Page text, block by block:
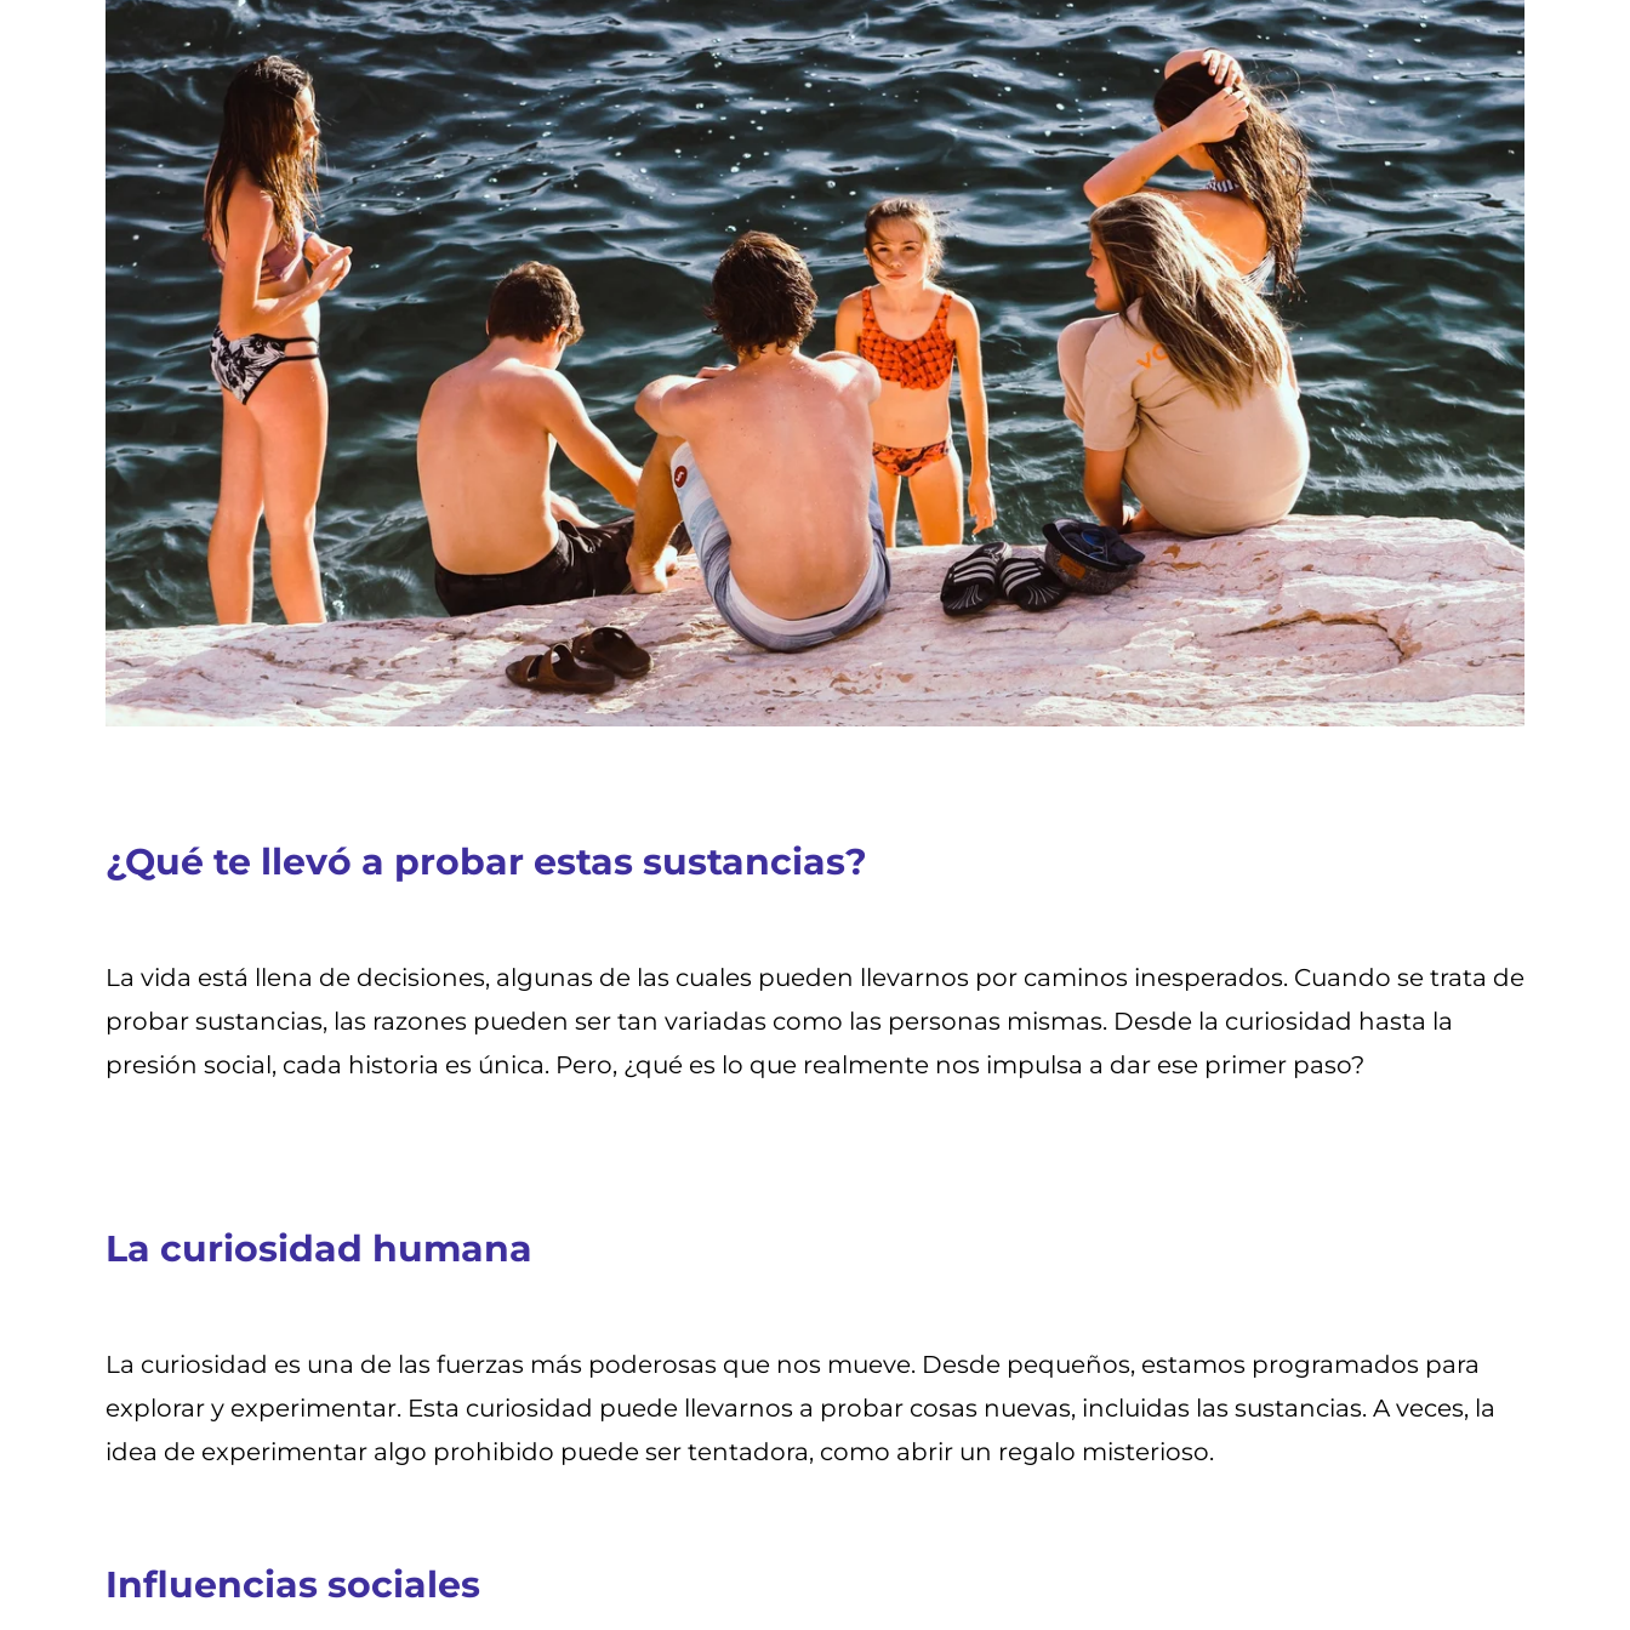
¿Qué te llevó a probar estas sustancias?
La vida está llena de decisiones, algunas de las cuales pueden llevarnos por caminos inesperados. Cuando se trata de
probar sustancias, las razones pueden ser tan variadas como las personas mismas. Desde la curiosidad hasta la
presión social, cada historia es única. Pero, ¿qué es lo que realmente nos impulsa a dar ese primer paso?
La curiosidad humana
La curiosidad es una de las fuerzas más poderosas que nos mueve. Desde pequeños, estamos programados para
explorar y experimentar. Esta curiosidad puede llevarnos a probar cosas nuevas, incluidas las sustancias. A veces, la
idea de experimentar algo prohibido puede ser tentadora, como abrir un regalo misterioso.
Influencias sociales